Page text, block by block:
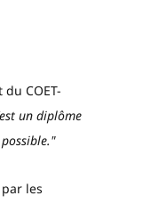
COET-
un diplôme
les